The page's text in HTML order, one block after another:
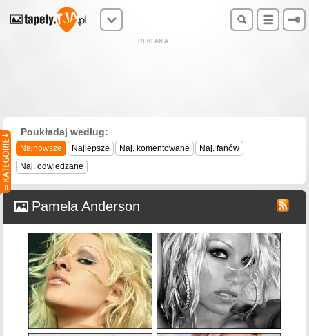
REKLAMA
Poukładaj według:
Najnowsze Najlepsze Naj. komentowane
Naj. fanów
Naj. odwiedzane
Pamela Anderson